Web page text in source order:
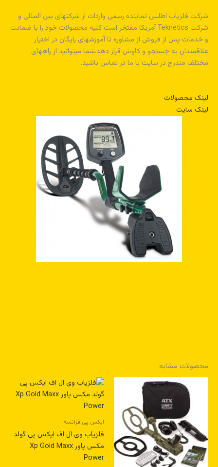
شرکت فلزیاب اطلس نماینده رسمی واردات از شرکتهای بین المللی و
شرکت Teknetics آمریکا مفتخر است کلیه محصولات خود را با ضمانت
و خدمات پس از فروش از مشاوره تا آموزشهای رایگان در اختیار
علاقمندان به جستجو و کاوش قرار دهد.شما میتوانید از راههای
مختلف مندرج در سایت با ما در تماس باشید.
لینک محصولات
لینک سایت
محصولات مشابه
ایکس پی فرانسه
فلزیاب وی ال اف ایکس پی گولد
مکس پاور Xp Gold Maxx
Power